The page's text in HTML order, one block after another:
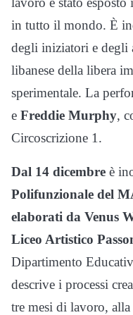
in tutto il mondo. È
degli iniziatori e degli
libanese della libera
sperimentale. La
e Freddie Murphy,
Circoscrizione 1.
Dal 14 dicembre è
Polifunzionale del
elaborati da Venus
Liceo Artistico
Dipartimento
descrive i processi
tre mesi di lavoro,